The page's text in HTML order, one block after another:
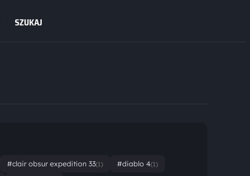
SZUKAJ
#clair obsur expedition 33(1) #diablo 4(1)